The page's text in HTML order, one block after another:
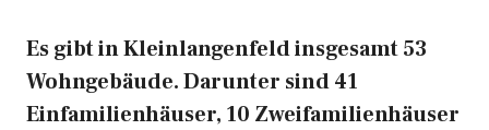
Es gibt in Kleinlangenfeld insgesamt 53
Wohngebäude. Darunter sind 41
Einfamilienhäuser, 10 Zweifamilienhäuser